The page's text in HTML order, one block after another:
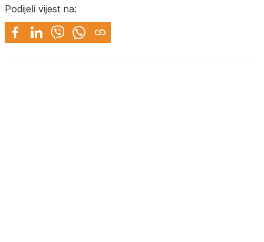
Podijeli vijest na: